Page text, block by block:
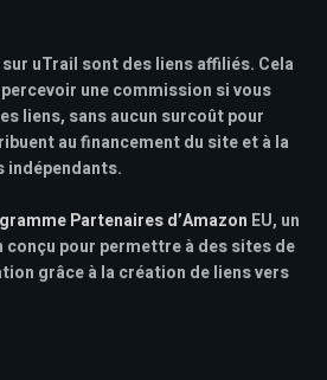
uTrail sont des liens affiliés. Cela
une commission si vous
liens, sans aucun surcoût pour
au financement du site et à la
indépendants.
Partenaires d’Amazon EU, un
pour permettre à des sites de
grâce à la création de liens vers